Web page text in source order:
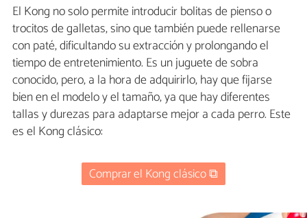
El Kong no solo permite introducir bolitas de pienso o
trocitos de galletas, sino que también puede rellenarse
con paté, dificultando su extracción y prolongando el
tiempo de entretenimiento. Es un juguete de sobra
conocido, pero, a la hora de adquirirlo, hay que fijarse
bien en el modelo y el tamaño, ya que hay diferentes
tallas y durezas para adaptarse mejor a cada perro. Este
es el Kong clásico:
Comprar el Kong clásico ⧉